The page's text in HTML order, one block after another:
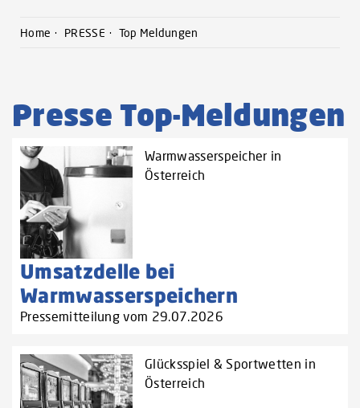
Home PRESSE Top Meldungen
Presse Top-Meldungen
Warmwasserspeicher in
Österreich
Umsatzdelle bei
Warmwasserspeichern
Pressemitteilung vom 29.07.2026
Glücksspiel & Sportwetten in
Österreich